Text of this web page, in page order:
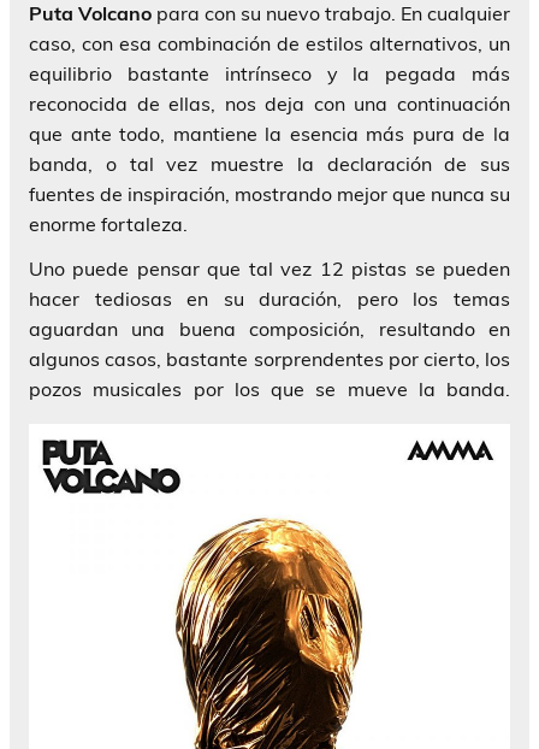
Puta Volcano para con su nuevo trabajo. En cualquier
caso, con esa combinación de estilos alternativos, un
equilibrio bastante intrínseco y la pegada más
reconocida de ellas, nos deja con una continuación
que ante todo, mantiene la esencia más pura de la
banda, o tal vez muestre la declaración de sus
fuentes de inspiración, mostrando mejor que nunca su
enorme fortaleza.
Uno puede pensar que tal vez 12 pistas se pueden
hacer tediosas en su duración, pero los temas
aguardan una buena composición, resultando en
algunos casos, bastante sorprendentes por cierto, los
pozos musicales por los que se mueve la banda.